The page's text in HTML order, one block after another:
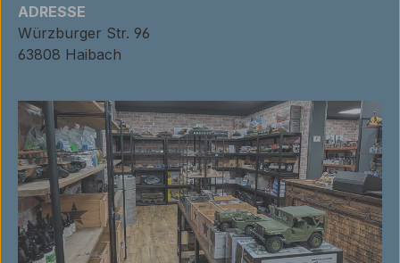
ADRESSE
Würzburger Str. 96
63808 Haibach